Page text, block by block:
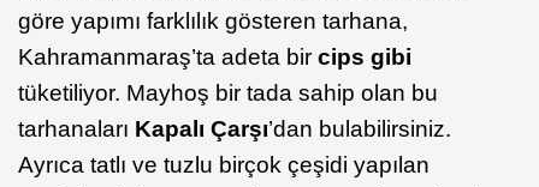
göre yapımı farklılık gösteren tarhana,
Kahramanmaraş’ta adeta bir cips gibi
tüketiliyor. Mayhoş bir tada sahip olan bu
tarhanaları Kapalı Çarşı’dan bulabilirsiniz.
Ayrıca tatlı ve tuzlu birçok çeşidi yapılan